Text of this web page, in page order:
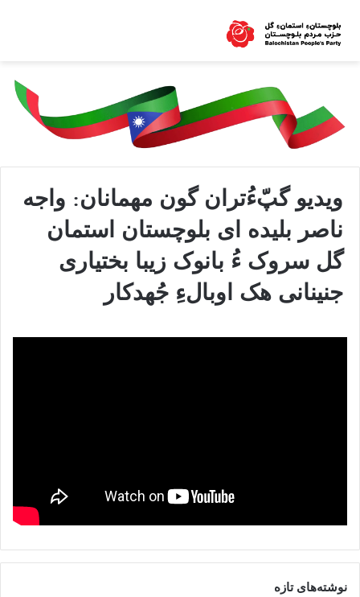
ویدیو گپّءُتران گون مهمانان: واجه
ناصر بلیده ای بلوچستان استمان
گل سروک ءُ بانوک زیبا بختیاری
جنینانی هک اوبالءِ جُهدکار
نوشته‌های تازه